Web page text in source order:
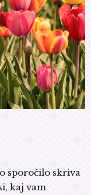
sporočilo skriva
kaj vam